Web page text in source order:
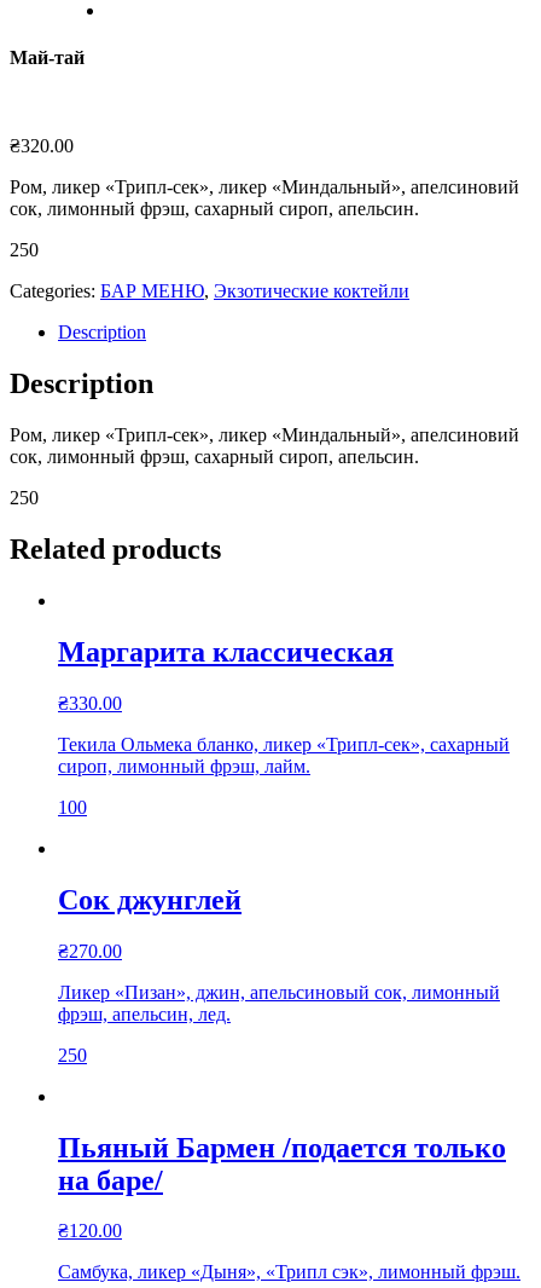
Май-тай
₴320.00
Ром, ликер «Трипл-сек», ликер «Миндальный», апелсиновий
сок, лимонный фрэш, сахарный сироп, апельсин.
250
Categories: БАР МЕНЮ, Экзотические коктейли
Description
Description
Ром, ликер «Трипл-сек», ликер «Миндальный», апелсиновий
сок, лимонный фрэш, сахарный сироп, апельсин.
250
Related products
Маргарита классическая
₴330.00
Текила Ольмека бланко, ликер «Трипл-сек», сахарный
сироп, лимонный фрэш, лайм.
100
Сок джунглей
₴270.00
Ликер «Пизан», джин, апельсиновый сок, лимонный
фрэш, апельсин, лед.
250
Пьяный Бармен /подается только
на баре/
₴120.00
Самбука, ликер «Дыня», «Трипл сэк», лимонный фрэш.